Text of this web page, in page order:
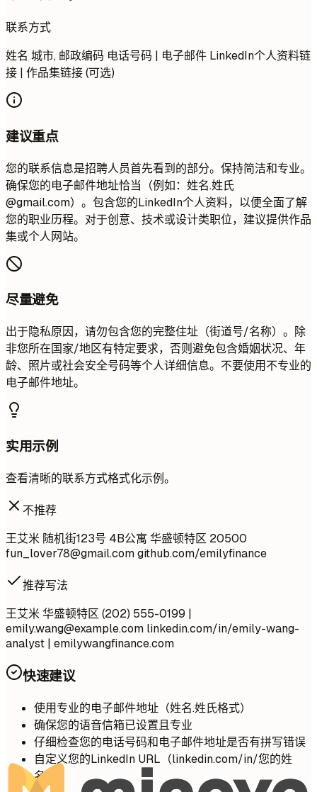
联系方式
姓名 城市, 邮政编码 电话号码 | 电子邮件 LinkedIn个人资料链
接 | 作品集链接 (可选)
建议重点
您的联系信息是招聘人员首先看到的部分。保持简洁和专业。
确保您的电子邮件地址恰当（例如：姓名.姓氏
@gmail.com）。包含您的LinkedIn个人资料，以便全面了解
您的职业历程。对于创意、技术或设计类职位，建议提供作品
集或个人网站。
尽量避免
出于隐私原因，请勿包含您的完整住址（街道号/名称）。除
非您所在国家/地区有特定要求，否则避免包含婚姻状况、年
龄、照片或社会安全号码等个人详细信息。不要使用不专业的
电子邮件地址。
实用示例
查看清晰的联系方式格式化示例。
不推荐
王艾米 随机街123号 4B公寓 华盛顿特区 20500
fun_lover78@gmail.comgithub.com/emilyfinance
推荐写法
王艾米 华盛顿特区 (202) 555-0199 |
emily.wang@example.com linkedin.com/in/emily-wang-
analyst | emilywangfinance.com
快速建议
使用专业的电子邮件地址（姓名.姓氏格式）
确保您的语音信箱已设置且专业
仔细检查您的电话号码和电子邮件地址是否有拼写错误
自定义您的LinkedIn URL（linkedin.com/in/您的姓
名）